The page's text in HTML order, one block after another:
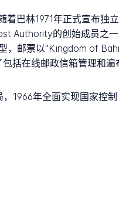
巴林1971年正式宣布独
Authority的创始成员之
，邮票以"Kingdom of
括在线邮政信箱管理和
1966年全面实现国家控制